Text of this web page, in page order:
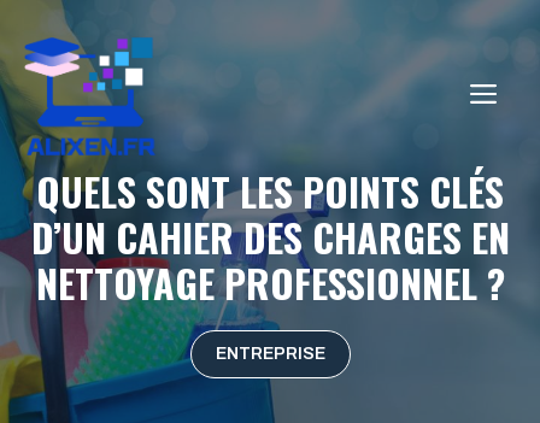
contenu
QUELS SONT LES POINTS CLÉS
D’UN CAHIER DES CHARGES EN
NETTOYAGE PROFESSIONNEL ?
ENTREPRISE